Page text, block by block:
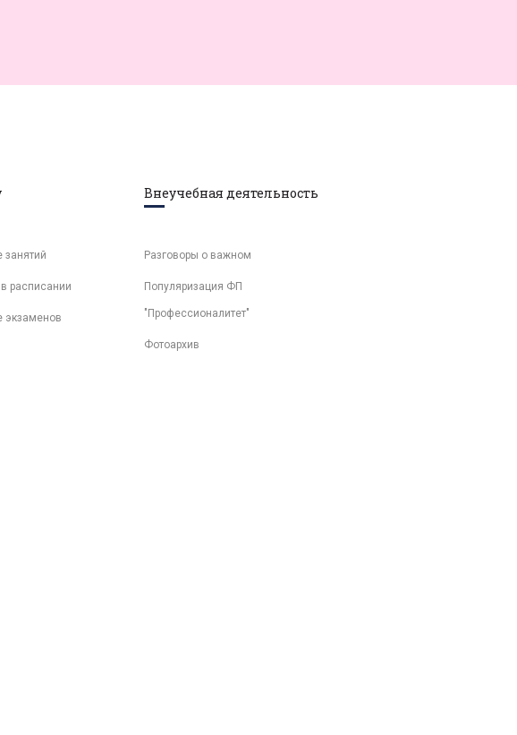
занятий
расписании
экзаменов
Внеучебная деятельность
Разговоры о важном
Популяризация ФП
"Профессионалитет"
Фотоархив